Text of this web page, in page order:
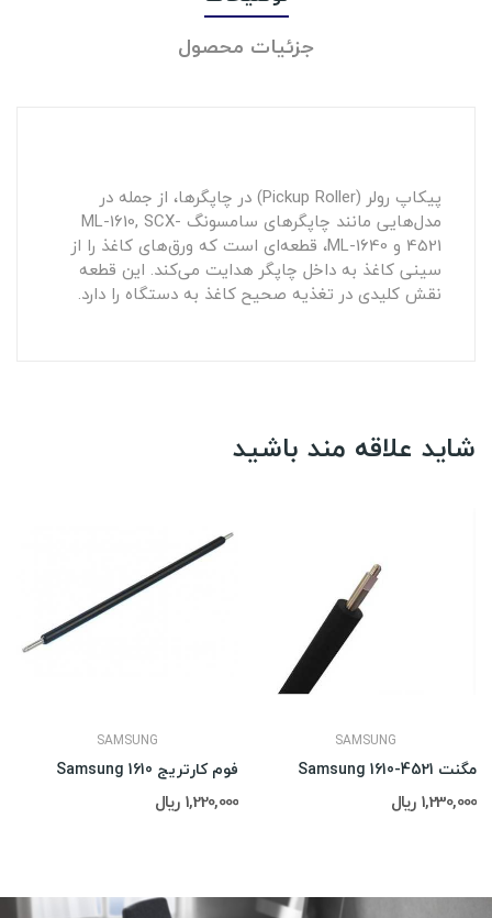
جزئیات محصول
پیکاپ رولر (Pickup Roller) در چاپگرها، از جمله در
مدل‌هایی مانند چاپگرهای سامسونگ ML-1610, SCX-
4521 و ML-1640، قطعه‌ای است که ورق‌های کاغذ را از
سینی کاغذ به داخل چاپگر هدایت می‌کند. این قطعه
نقش کلیدی در تغذیه صحیح کاغذ به دستگاه را دارد.
شاید علاقه مند باشید
SAMSUNG
فوم کارتریج Samsung 1610
1,220,000 ریال
SAMSUNG
مگنت 4521-Samsung 1610
1,230,000 ریال